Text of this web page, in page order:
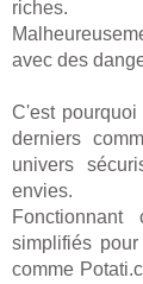
riches.
avec des
C'est
derniers
univers
envies.
simplifiés
comme